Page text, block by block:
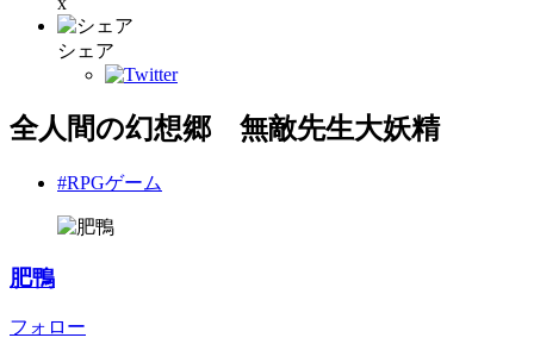
シェア
全人間の幻想郷 無敵先生大妖精
#RPGゲーム
肥鴨
フォロー